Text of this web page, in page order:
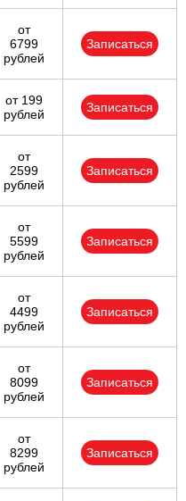
от
6799
рублей
Записаться
от 199
рублей
Записаться
от
2599
рублей
Записаться
от
5599
рублей
Записаться
от
4499
рублей
Записаться
от
8099
рублей
Записаться
от
8299
рублей
Записаться